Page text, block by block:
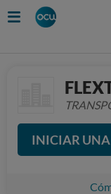
INICIAR